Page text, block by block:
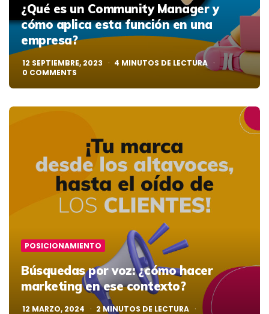
¿Qué es un Community Manager y
cómo aplica esta función en una
empresa?
12 SEPTIEMBRE, 2023 4 MINUTOS DE LECTURA
0 COMMENTS
POSICIONAMIENTO
Búsquedas por voz: ¿cómo hacer
marketing en ese contexto?
12 MARZO, 2024 2 MINUTOS DE LECTURA